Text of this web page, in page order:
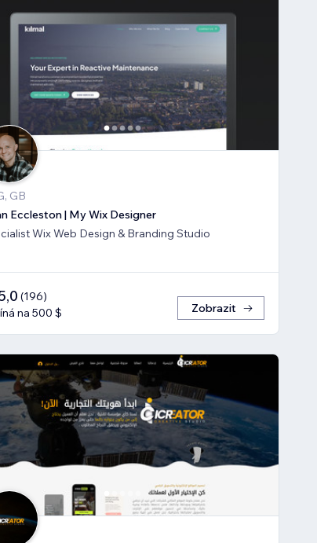
GB
Eccleston | My Wix Designer
Wix Web Design & Branding Studio
(196)
na 500 $
Zobrazit